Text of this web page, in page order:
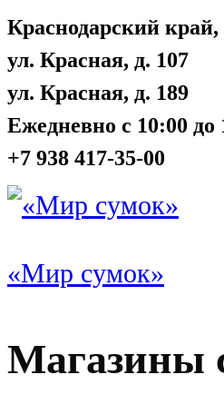
Краснодарский
ул. Красная, д. 107
ул. Красная, д. 189
Ежедневно с 10:00 до
+7 938 417-35-00
«Мир сумок»
Магазины